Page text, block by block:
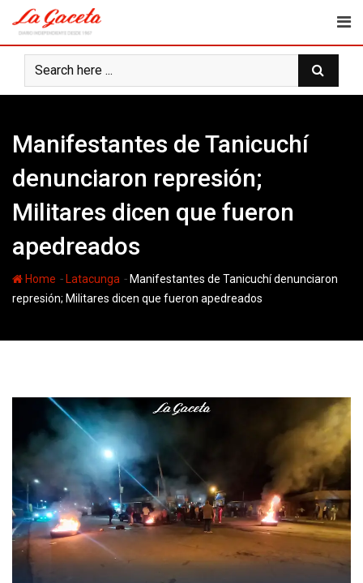
content
Manifestantes de Tanicuchí
denunciaron represión;
Militares dicen que fueron
apedreados
Home - Latacunga - Manifestantes de Tanicuchí denunciaron
represión; Militares dicen que fueron apedreados